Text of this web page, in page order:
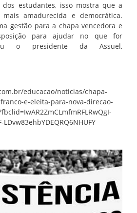
estudantes, isso mostra que a
amadurecida e democrática.
gestão para a chapa vencedora e
para ajudar no que for
o presidente da Assuel,
educacao/noticias/chapa-
e-eleita-para-nova-direcao-
LDvw83ehbYDEQRQ6NHUFY